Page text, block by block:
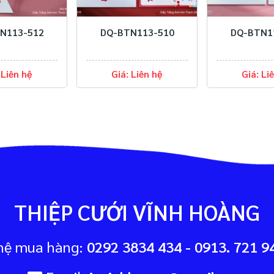
510
Liên hệ
DQ-BTN113-509
Giá: Liên hệ
DQ-
THIỆP CƯỚI VĨNH HOÀNG
mua hàng: 0292 3834 434 - 0913. 721